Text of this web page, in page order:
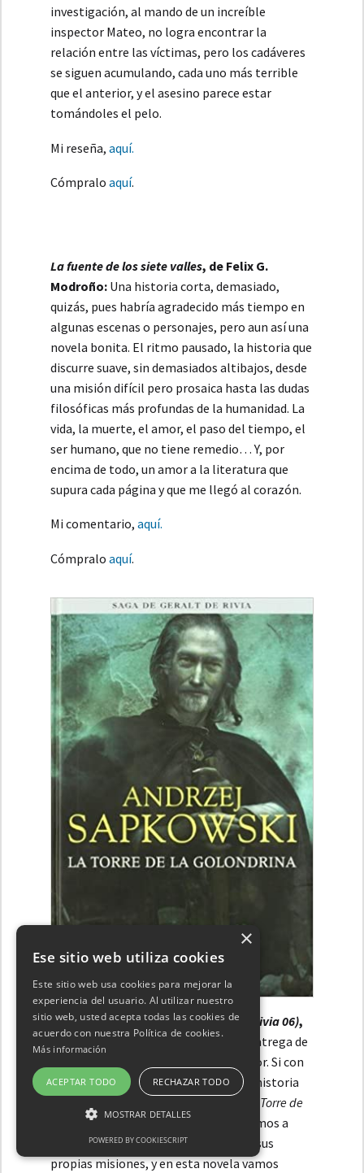
investigación, al mando de un increíble
inspector Mateo, no logra encontrar la
relación entre las víctimas, pero los cadáveres
se siguen acumulando, cada uno más terrible
que el anterior, y el asesino parece estar
tomándoles el pelo.
Mi reseña, aquí.
Cómpralo aquí.
La fuente de los siete valles, de Felix G.
Modroño: Una historia corta, demasiado,
quizás, pues habría agradecido más tiempo en
algunas escenas o personajes, pero aun así una
novela bonita. El ritmo pausado, la historia que
discurre suave, sin demasiados altibajos, desde
una misión difícil pero prosaica hasta las dudas
filosóficas más profundas de la humanidad. La
vida, la muerte, el amor, el paso del tiempo, el
ser humano, que no tiene remedio… Y, por
encima de todo, un amor a la literatura que
supura cada página y que me llegó al corazón.
Mi comentario, aquí.
Cómpralo aquí.
La Torre de la golondrina (Geralt de Rivia 06),
de Andrzej Sapkowski: Cada nueva entrega de
esta saga me gusta más que la anterior. Si con
Bautismo de fuego
ya comenté que la historia
Torre de
la golondrinada un paso más; ya tenemos a
todos los personajes en su lugar, con sus
propias misiones, y en esta novela vamos
×
Ese sitio web utiliza cookies
Este sitio web usa cookies para mejorar la
experiencia del usuario. Al utilizar nuestro
sitio web, usted acepta todas las cookies de
acuerdo con nuestra Política de cookies.
Más información
ACEPTAR TODO RECHAZAR TODO
MOSTRAR DETALLES
POWERED BY COOKIESCRIPT